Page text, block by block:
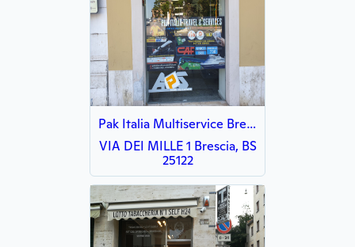
Pak Italia Multiservice Brescia
VIA DEI MILLE 1 Brescia, BS
25122